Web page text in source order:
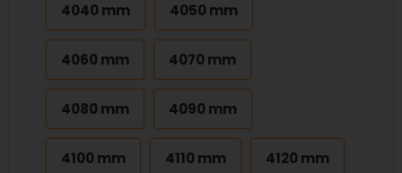
4040 mm 4050 mm
4060 mm 4070 mm
4080 mm 4090 mm
4100 mm 4110 mm 4120 mm